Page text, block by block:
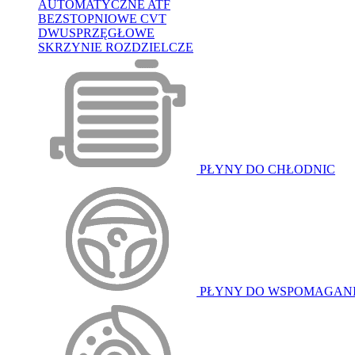
AUTOMATYCZNE ATF
BEZSTOPNIOWE CVT
DWUSPRZĘGŁOWE
SKRZYNIE ROZDZIELCZE
PŁYNY DO CHŁODNIC
PŁYNY DO